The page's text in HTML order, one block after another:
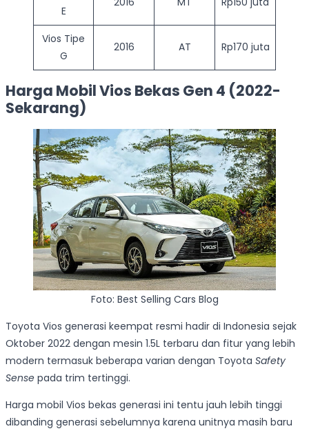
E
Vios Tipe
G
2016 AT Rp170 juta
Harga Mobil Vios Bekas Gen 4 (2022-
Sekarang)
Foto: Best Selling Cars Blog
Toyota Vios generasi keempat resmi hadir di Indonesia sejak
Oktober 2022 dengan mesin 1.5L terbaru dan fitur yang lebih
modern termasuk beberapa varian dengan Toyota Safety
Sense pada trim tertinggi.
Harga mobil Vios bekas generasi ini tentu jauh lebih tinggi
dibanding generasi sebelumnya karena unitnya masih baru